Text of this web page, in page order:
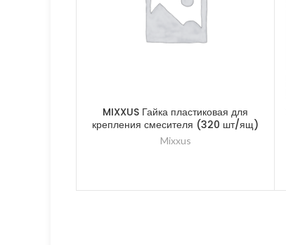
MIXXUS Гайка пластиковая для
крепления смесителя (320 шт/ящ)
Mixxus